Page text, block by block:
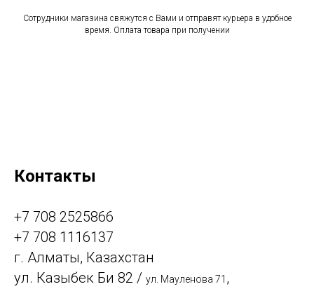
Сотрудники магазина свяжутся с Вами и отправят курьера в удобное
время. Оплата товара при получении
Контакты
+7 708 2525866
+7 708 1116137
г. Алматы, Казахстан
ул. Казыбек Би 82 / ул. Мауленова 71 ,